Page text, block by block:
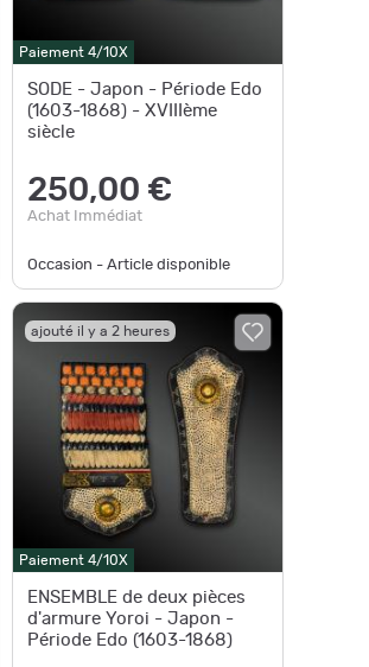
Paiement 4/10X
SODE - Japon - Période Edo
(1603-1868) - XVIIIème
siècle
250,00 €
Achat Immédiat
Occasion - Article disponible
ajouté il y a 2 heures
Paiement 4/10X
ENSEMBLE de deux pièces
d'armure Yoroi - Japon -
Période Edo (1603-1868)